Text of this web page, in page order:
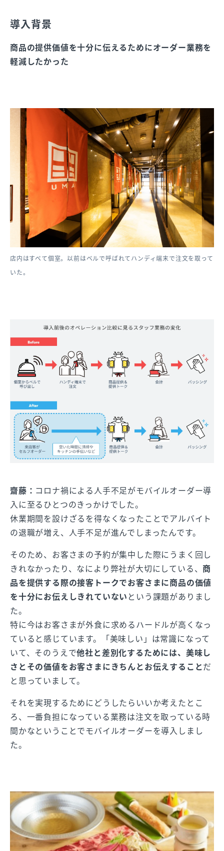
導入背景
商品の提供価値を十分に伝えるためにオーダー業務を
軽減したかった
店内はすべて個室。以前はベルで呼ばれてハンディ端末で注文を取って
いた。
齋藤： コロナ禍による人手不足がモバイルオーダー導
入に至るひとつのきっかけでした。
休業期間を設けざるを得なくなったことでアルバイト
の退職が増え、人手不足が進んでしまったんです。
そのため、お客さまの予約が集中した際にうまく回し
きれなかったり、なにより弊社が大切にしている、 商
品を提供する際の接客トークでお客さまに商品の価値
を十分にお伝えしきれていない という課題がありまし
た。
特に今はお客さまが外食に求めるハードルが高くなっ
ていると感じています。「美味しい」は常識になって
いて、そのうえで他社と差別化するためには、美味し
さとその価値をお客さまにきちんとお伝えすることだ
と思っていまして。
それを実現するためにどうしたらいいか考えたとこ
ろ、一番負担になっている業務は注文を取っている時
間かなということでモバイルオーダーを導入しまし
た。